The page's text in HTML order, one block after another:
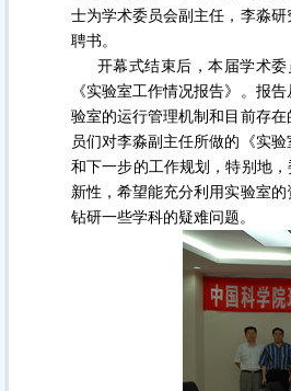
士为学术委员会副主任，李淼
聘书。
开幕式结束后，本届学术委
《实验室工作情况报告》。报
验室的运行管理机制和目前存
员们对李淼副主任所做的《实
和下一步的工作规划，特别地
新性，希望能充分利用实验室
钻研一些学科的疑难问题。